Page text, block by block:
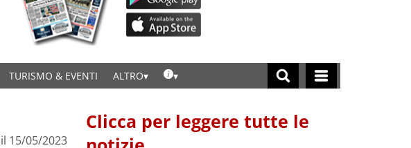
TURISMO & EVENTI ALTRO
il 15/05/2023
Clicca per leggere tutte le